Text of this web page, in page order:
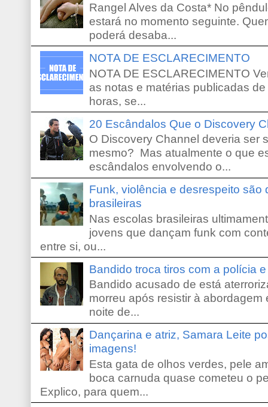
Rangel Alves da Costa* No
estará no momento seguinte.
poderá desaba...
NOTA DE ESCLARECIMENTO
NOTA DE ESCLARECIMENTO
as notas e matérias publicadas
horas, se...
20 Escândalos Que o Discovery
O Discovery Channel deveria ser
mesmo? Mas atualmente o que
escândalos envolvendo o...
Funk, violência e desrespeito são
brasileiras
Nas escolas brasileiras
jovens que dançam funk com
entre si, ou...
Bandido troca tiros com a polícia
Bandido acusado de está
morreu após resistir à
noite de...
Dançarina e atriz, Samara Leite
imagens!
Esta gata de olhos verdes, pele
boca carnuda quase cometeu o
Explico, para quem...